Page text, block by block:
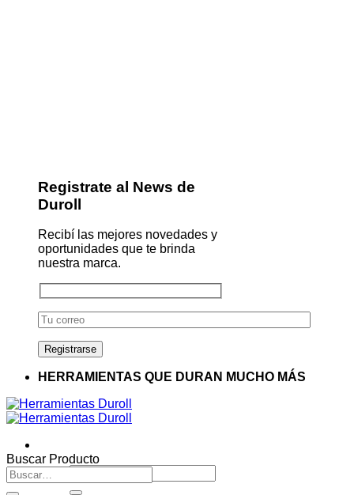
Registrate al News de
Duroll
Recibí las mejores novedades y
oportunidades que te brinda
nuestra marca.
HERRAMIENTAS QUE DURAN MUCHO MÁS
Buscar
por:
Buscar Producto
Buscar
por: